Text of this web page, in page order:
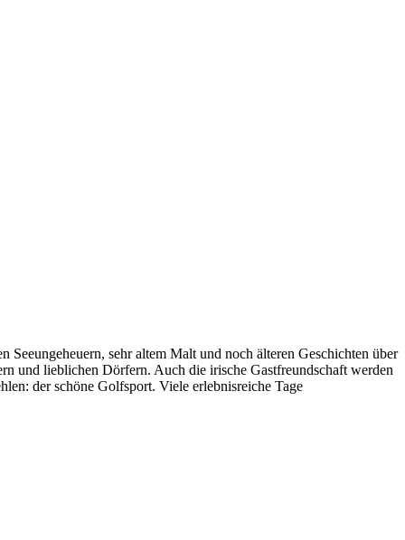
sehr altem Malt und noch älteren Geschichten über
und lieblichen Dörfern. Auch die irische Gastfreundschaft werden
der schöne Golfsport. Viele erlebnisreiche Tage